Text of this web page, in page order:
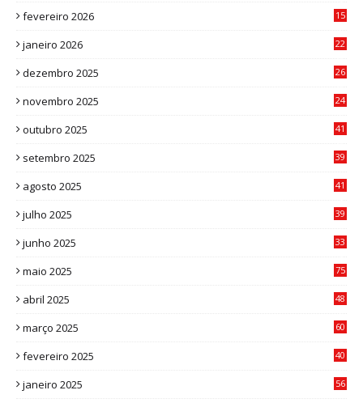
fevereiro 2026
15
janeiro 2026
22
dezembro 2025
26
novembro 2025
24
outubro 2025
41
setembro 2025
39
agosto 2025
41
julho 2025
39
junho 2025
33
maio 2025 75
abril 2025
48
março 2025
60
fevereiro 2025
40
janeiro 2025
56